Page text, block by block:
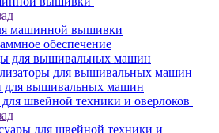
машинной вышивки
обеспечение
для вышивальных машин
для вышивальных машин
для вышивальных машин
швейной техники и оверлоков
для швейной техники и